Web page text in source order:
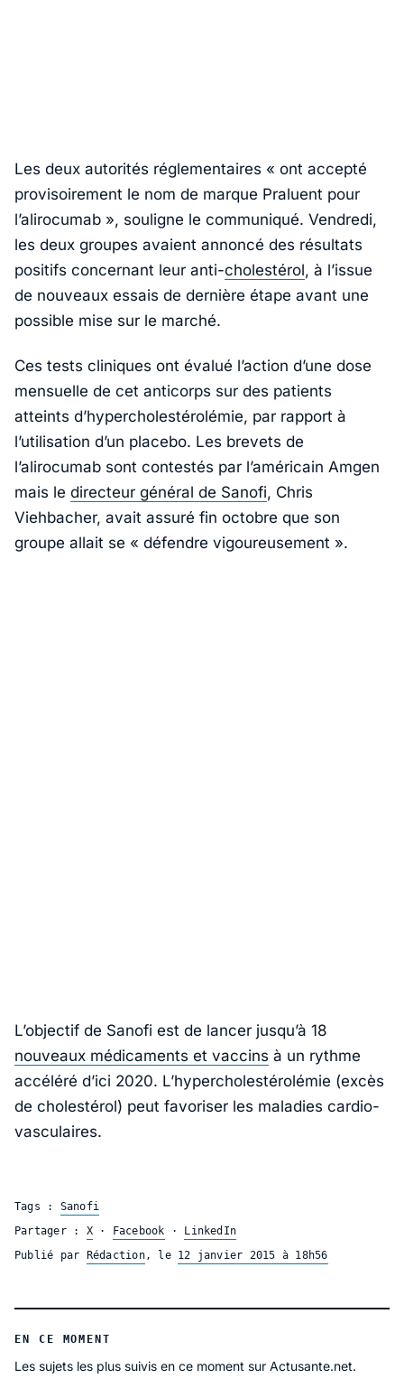
Les deux autorités réglementaires « ont accepté
provisoirement le nom de marque Praluent pour
l’alirocumab », souligne le communiqué. Vendredi,
les deux groupes avaient annoncé des résultats
positifs concernant leur anti-cholestérol, à l’issue
de nouveaux essais de dernière étape avant une
possible mise sur le marché.
Ces tests cliniques ont évalué l’action d’une dose
mensuelle de cet anticorps sur des patients
atteints d’hypercholestérolémie, par rapport à
l’utilisation d’un placebo. Les brevets de
l’alirocumab sont contestés par l’américain Amgen
mais le directeur général de Sanofi, Chris
Viehbacher, avait assuré fin octobre que son
groupe allait se « défendre vigoureusement ».
L’objectif de Sanofi est de lancer jusqu’à 18
nouveaux médicaments et vaccins à un rythme
accéléré d’ici 2020. L’hypercholestérolémie (excès
de cholestérol) peut favoriser les maladies cardio-
vasculaires.
Tags : Sanofi
Partager : X· Facebook ·
LinkedIn
Publié par
Rédaction, le 12 janvier 2015 à 18h56
EN CE MOMENT
Les sujets les plus suivis en ce moment sur Actusante.net.